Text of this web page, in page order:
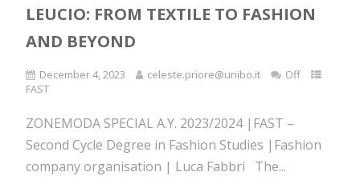
LEUCIO: FROM TEXTILE TO FASHION
AND BEYOND
December 4, 2023 celeste.priore@unibo.it
Off
FAST
ZONEMODA SPECIAL A.Y. 2023/2024 |FAST –
Second Cycle Degree in Fashion Studies |Fashion
company organisation | Luca Fabbri The...